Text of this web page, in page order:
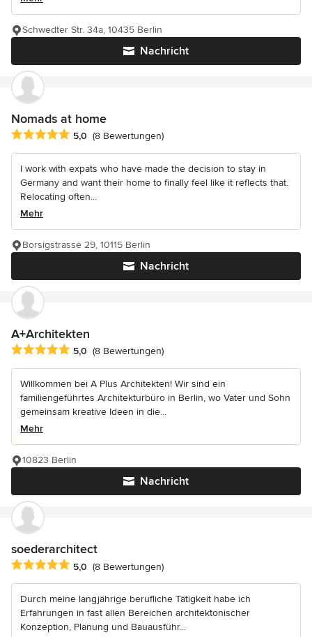
Nachricht
Schwedter Str. 34a, 10435 Berlin
Nomads at home
Durchschnittliche Bewertung: 5 von 5 Sternen
5,0 (8 Bewertungen)
I work with expats who have made the decision to stay in
Germany and want their home to finally feel like it reflects that.
Relocating often...
Mehr
Nachricht
Borsigstrasse 29, 10115 Berlin
A+Architekten
Durchschnittliche Bewertung: 5 von 5 Sternen
5,0 (8 Bewertungen)
Willkommen bei A Plus Architekten! Wir sind ein
familiengeführtes Architekturbüro in Berlin, wo Vater und Sohn
gemeinsam kreative Ideen in die...
Mehr
Nachricht
10823 Berlin
soederarchitect
Durchschnittliche Bewertung: 5 von 5 Sternen
5,0 (8 Bewertungen)
Durch meine langjährige berufliche Tätigkeit habe ich
Erfahrungen in fast allen Bereichen architektonischer
Konzeption, Planung und Bauausführ...